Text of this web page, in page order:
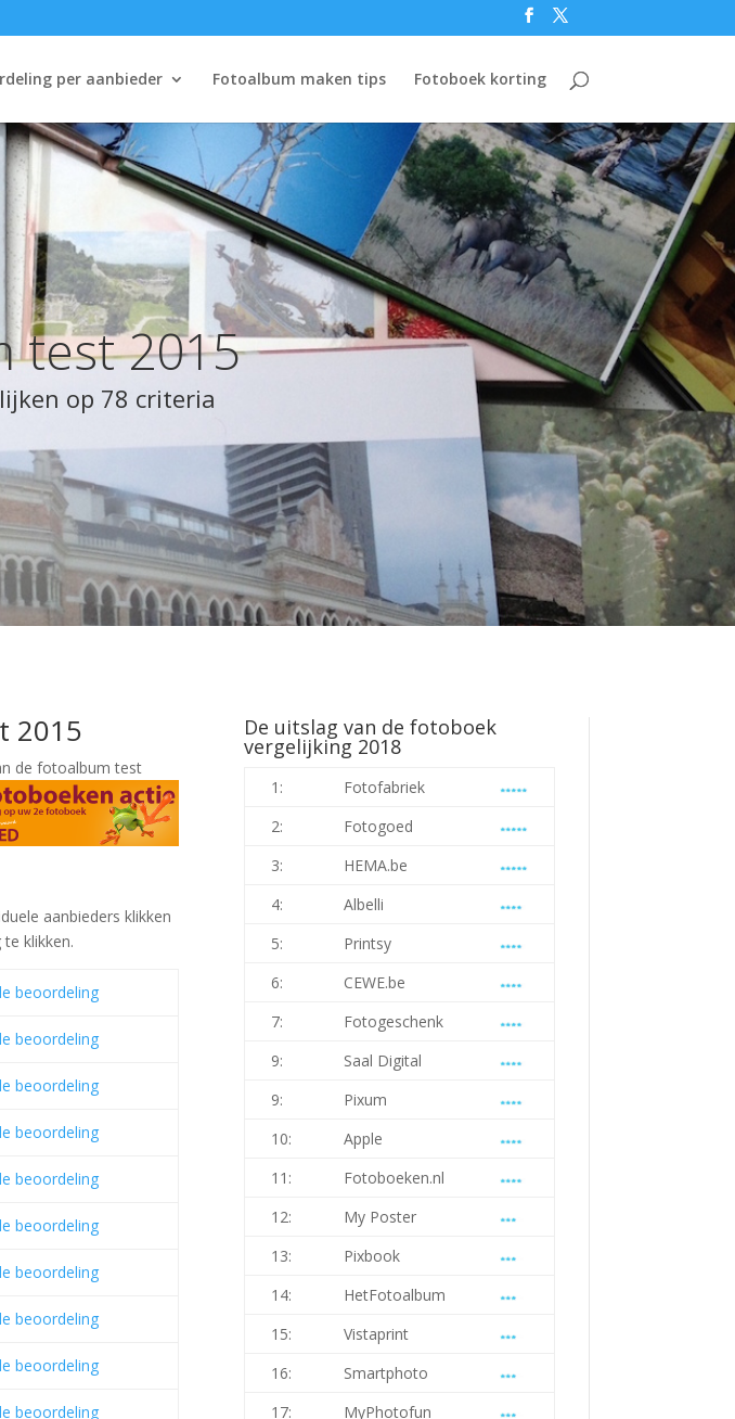
per aanbieder Fotoalbum maken tips Fotoboek korting
test 2015
op 78 criteria
2015
de fotoalbum test
aanbieders klikken
klikken.
beoordeling
beoordeling
beoordeling
beoordeling
beoordeling
beoordeling
beoordeling
beoordeling
beoordeling
beoordeling
De uitslag van de fotoboek
vergelijking 2018
1:
Fotofabriek
2:
Fotogoed
3:
HEMA.be
4:
Albelli
5:
Printsy
6:
CEWE.be
7:
Fotogeschenk
9:
Saal Digital
9:
Pixum
10:
Apple
11:
Fotoboeken.nl
12:
My Poster
13:
Pixbook
14:
HetFotoalbum
15:
Vistaprint
16:
Smartphoto
17:
MyPhotofun